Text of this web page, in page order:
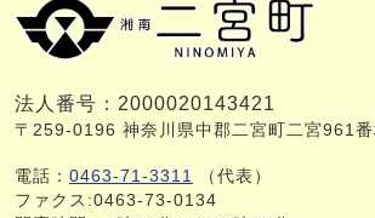
法人番号：2000020143421
〒259-0196 神奈川県中郡二宮町二宮961
電話： 0463-71-3311
（代表）
ファクス:0463-73-0134